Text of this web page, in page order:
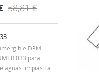
NOVA es una
diseñada
continua de
estanques y
sistemas
Su tamaño
58,81 €
DBM
033 para
aguas limpias La